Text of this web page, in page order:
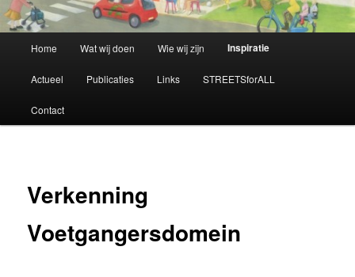
Home Wat wij doen Wie wij zijn Inspiratie
Actueel Publicaties Links STREETSforALL
Contact
Verkenning
Voetgangersdomein